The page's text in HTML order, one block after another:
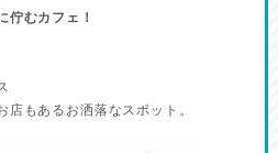
佇むカフェ！
もあるお洒落なスポット。